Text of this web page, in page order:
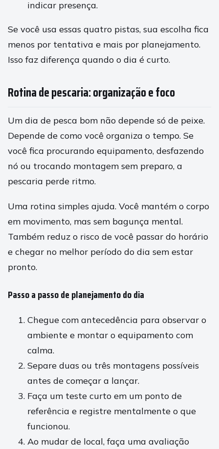
indicar presença.
Se você usa essas quatro pistas, sua escolha fica
menos por tentativa e mais por planejamento.
Isso faz diferença quando o dia é curto.
Rotina de pescaria: organização e foco
Um dia de pesca bom não depende só de peixe.
Depende de como você organiza o tempo. Se
você fica procurando equipamento, desfazendo
nó ou trocando montagem sem preparo, a
pescaria perde ritmo.
Uma rotina simples ajuda. Você mantém o corpo
em movimento, mas sem bagunça mental.
Também reduz o risco de você passar do horário
e chegar no melhor período do dia sem estar
pronto.
Passo a passo de planejamento do dia
Chegue com antecedência para observar o
ambiente e montar o equipamento com
calma.
Separe duas ou três montagens possíveis
antes de começar a lançar.
Faça um teste curto em um ponto de
referência e registre mentalmente o que
funcionou.
Ao mudar de local, faça uma avaliação